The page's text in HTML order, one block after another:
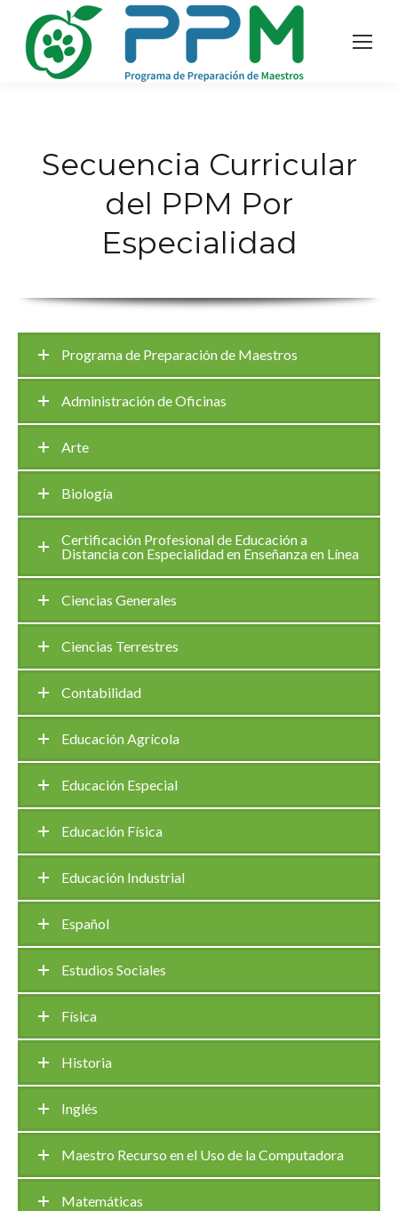
Secuencia Curricular
del PPM Por
Especialidad
Programa de Preparación de Maestros
Administración de Oficinas
Arte
Biología
Certificación Profesional de Educación a
Distancia con Especialidad en Enseñanza en Línea
Ciencias Generales
Ciencias Terrestres
Contabilidad
Educación Agrícola
Educación Especial
Educación Física
Educación Industrial
Español
Estudios Sociales
Física
Historia
Inglés
Maestro Recurso en el Uso de la Computadora
Matemáticas